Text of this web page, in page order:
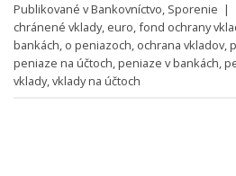
Publikované vBankovníctvo, Sporenie |
chránené vklady, euro,fond ochrany
bankách, o peniazoch, ochrana vkladov,
peniaze na účtoch,peniaze v bankách,
vklady,vklady na účtoch